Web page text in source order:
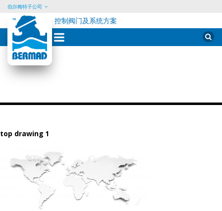
Skip
to
content
伯尔梅特子公司
控制阀门及系统方案
for:
top drawing 1